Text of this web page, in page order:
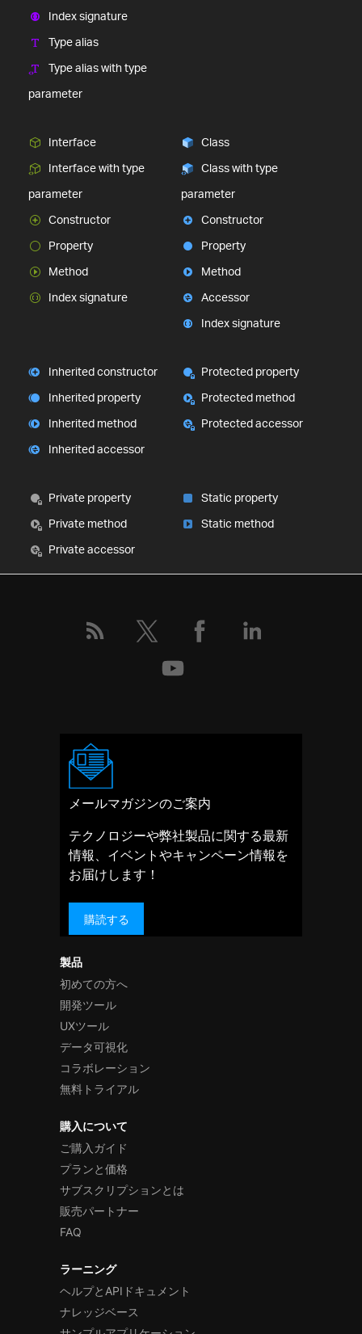
Index signature
Type alias
Type alias with type
parameter
Interface
Interface with type
parameter
Constructor
Property
Method
Index signature
Class
Class with type
parameter
Constructor
Property
Method
Accessor
Index signature
Inherited constructor
Inherited property
Inherited method
Inherited accessor
Protected property
Protected method
Protected accessor
Private property
Private method
Private accessor
Static property
Static method
製品
初めての方へ
開発ツール
UXツール
データ可視化
コラボレーション
無料トライアル
購入について
ご購入ガイド
プランと価格
サブスクリプションとは
販売パートナー
FAQ
ラーニング
ヘルプとAPIドキュメント
ナレッジベース
メールマガジンのご案内
テクノロジーや弊社製品に関する最新
情報、イベントやキャンペーン情報を
お届けします！
購読する